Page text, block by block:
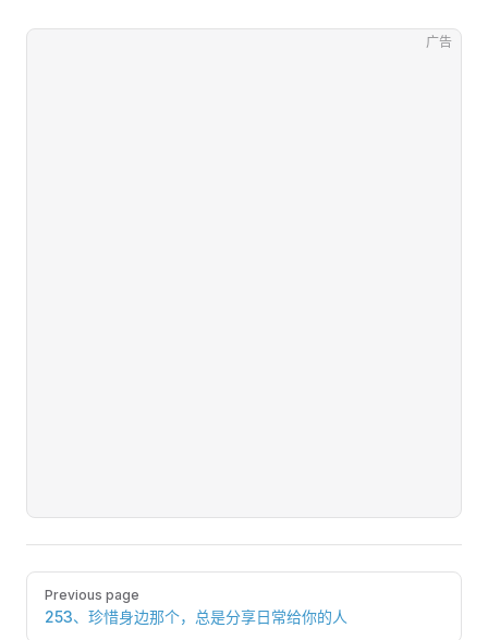
广告
Pager
Previous page
253、珍惜身边那个，总是分享日常给你的人